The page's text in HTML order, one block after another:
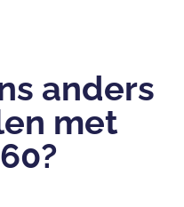
anders
met